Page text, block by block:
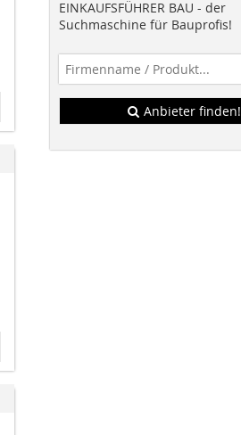
EINKAUFSFÜHRER BAU - der
Suchmaschine für Bauprofis!
Anbieter finden!